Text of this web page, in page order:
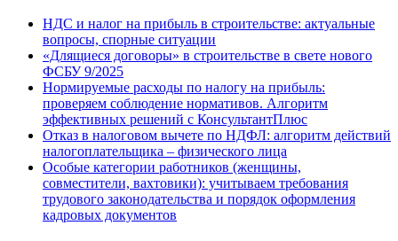
НДС и налог на прибыль в строительстве: актуальные
вопросы, спорные ситуации
«Длящиеся договоры» в строительстве в свете нового
ФСБУ 9/2025
Нормируемые расходы по налогу на прибыль:
проверяем соблюдение нормативов. Алгоритм
эффективных решений с КонсультантПлюс
Отказ в налоговом вычете по НДФЛ: алгоритм действий
налогоплательщика – физического лица
Особые категории работников (женщины,
совместители, вахтовики): учитываем требования
трудового законодательства и порядок оформления
кадровых документов